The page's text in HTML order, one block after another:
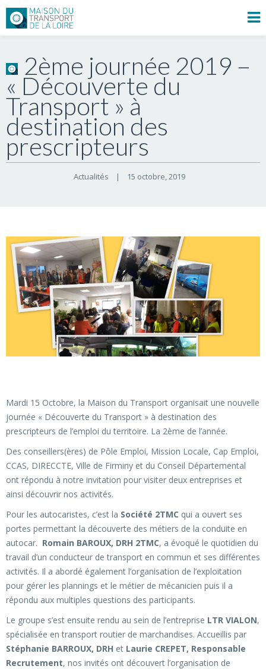
2ème journée 2019 –
« Découverte du
Transport » à
destination des
prescripteurs
Actualités | 15 octobre, 2019
Mardi 15 Octobre, la Maison du Transport organisait une nouvelle
journée « Découverte du Transport » à destination des
prescripteurs de l’emploi du territoire. La 2ème de l’année.
Des conseillers(ères) de Pôle Emploi, Mission Locale, Cap Emploi,
CCAS, DIRECCTE, Ville de Firminy et du Conseil Départemental
ont répondu à notre invitation pour visiter deux entreprises et
ainsi découvrir nos activités.
Pour les autocaristes, c’est la Société 2TMC qui a ouvert ses
portes permettant la découverte des métiers de la conduite en
autocar. Romain BAROUX, DRH 2TMC, a évoqué le quotidien du
travail d’un conducteur de transport en commun et ses différentes
activités. Il a abordé également l’organisation de l’exploitation
pour gérer les plannings et le métier de mécanicien puis il a
répondu aux multiples questions des participants.
Le groupe s’est ensuite rendu au sein de l’entreprise LTR VIALON,
spécialisée en transport routier de marchandises. Accueillis par
Stéphanie BARROUX, DRH et Laurie CREPET, Responsable
Recrutement, nos invités ont découvert l’organisation de